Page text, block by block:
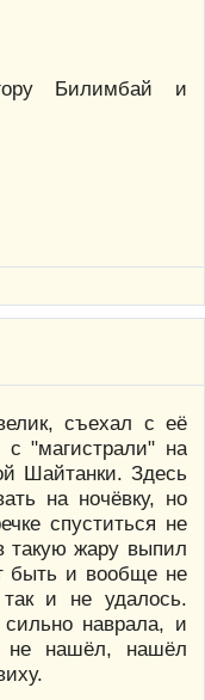
Билимбай и
съехал с её
с "магистрали" на
Шайтанки. Здесь
на ночёвку, но
спуститься не
такую жару выпил
быть и вообще не
и не удалось.
наврала, и
не нашёл, нашёл